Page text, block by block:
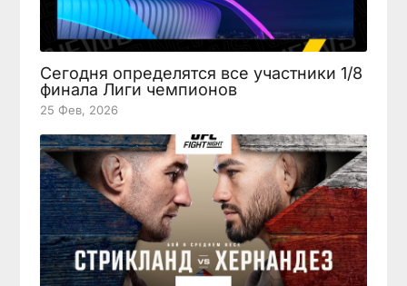
Сегодня определятся все участники 1/8
финала Лиги чемпионов
25 Фев, 2026